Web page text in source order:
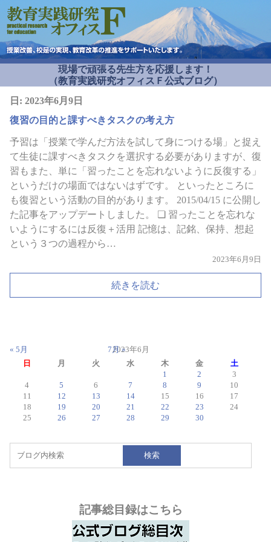
現場で頑張る先生方を応援します！
（教育実践研究オフィスＦ公式ブログ）
日: 2023年6月9日
復習の目的と課すべきタスクの考え方
予習は「授業で学んだ方法を試して身につける場」と捉え
て生徒に課すべきタスクを選択する必要がありますが、復
習もまた、単に「習ったことを忘れないように反復する」
というだけの場面ではないはずです。 といったところに
も復習という活動の目的があります。 2015/04/15 に公開し
た記事をアップデートしました。 ❏ 習ったことを忘れな
いようにするには反復＋活用 記憶は、記銘、保持、想起
という３つの過程から…
2023年6月9日
続きを読む
2023年6月
日
月 火 水 木 金
土
1
2
3
4
5 6 7 8 9
10
11
12 13 14 15 16
17
18
19 20 21 22 23
24
25
26 27 28 29 30
« 5月 7月 »
検索
記事総目録はこちら